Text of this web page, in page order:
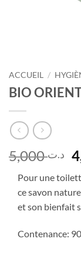
ACCUEIL /
BIO
د.ت5,000
Pour une
ce savon
et son bienfait
Contenance: